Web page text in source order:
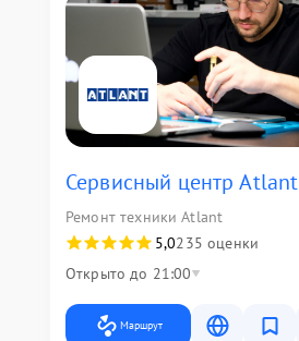
Сервисный центр Atlant
Ремонт техники Atlant
5,0235 оценки
Открыто до 21:00
Маршрут